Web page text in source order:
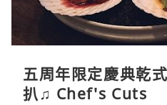
五周年限定慶典乾
扒♫ Chef's Cuts